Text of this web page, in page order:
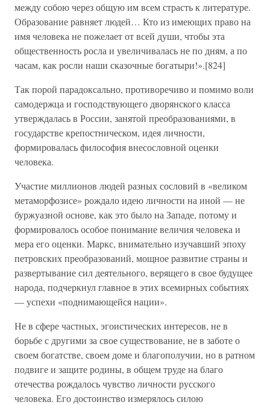
между собою через общую им всем страсть к литературе.
Образование равняет людей… Кто из имеющих право на
имя человека не пожелает от всей души, чтобы эта
общественность росла и увеличивалась не по дням, а по
часам, как росли наши сказочные богатыри!».[824]
Так порой парадоксально, противоречиво и помимо воли
самодержца и господствующего дворянского класса
утверждалась в России, занятой преобразованиями, в
государстве крепостническом, идея личности,
формировалась философия внесословной оценки
человека.
Участие миллионов людей разных сословий в «великом
метаморфозисе» рождало идею личности на иной — не
буржуазной основе, как это было на Западе, потому и
формировалось особое понимание величия человека и
мера его оценки. Маркс, внимательно изучавший эпоху
петровских преобразований, мощное развитие страны и
развертывание сил деятельного, верящего в свое будущее
народа, подчеркнул главное в этих всемирных событиях
— успехи «поднимающейся нации».
Не в сфере частных, эгоистических интересов, не в
борьбе с другими за свое существование, не в заботе о
своем богатстве, своем доме и благополучии, но в ратном
подвиге и защите родины, в общем труде на благо
отечества рождалось чувство личности русского
человека. Его достоинство измерялось силою